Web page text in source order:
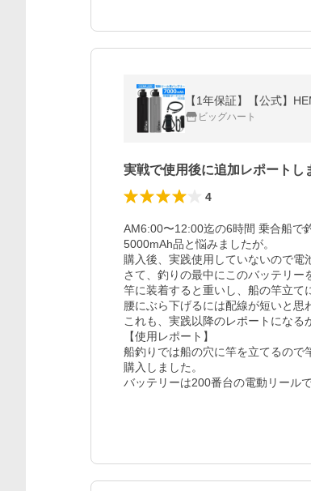
【1年保証】【公式】
ビッグハート
実戦で使用後に追加レポートし
4
AM6:00〜12:00迄の6時間 乗合船で
5000mAh品と悩みましたが。
購入後、実践使用していないので電
さて、釣りの最中にこのバッテリ
竿に装着すると重いし、船の竿立て
腰にぶら下げるには配線が短いと思
これも、実践以降のレポートになる
【使用レポート】
船釣りでは船の穴に竿を立てるので
購入しました。
バッテリーは200番台の電動リール